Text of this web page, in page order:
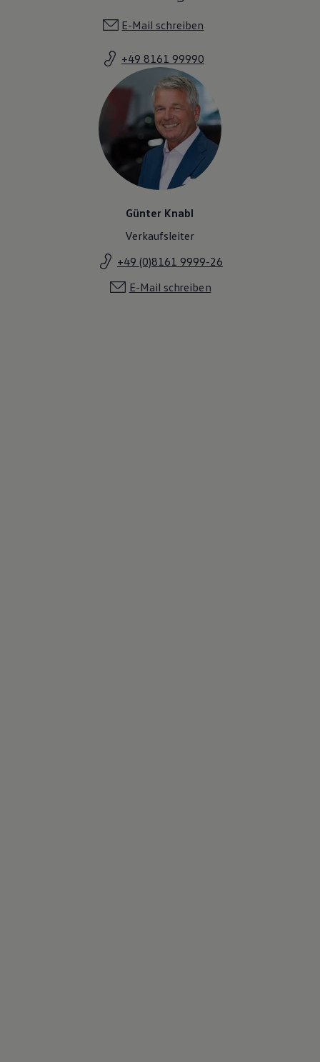
E-Mail schreiben
+49 8161 99990
Günter Knabl
Verkaufsleiter
+49 (0)8161 9999-26
E-Mail schreiben